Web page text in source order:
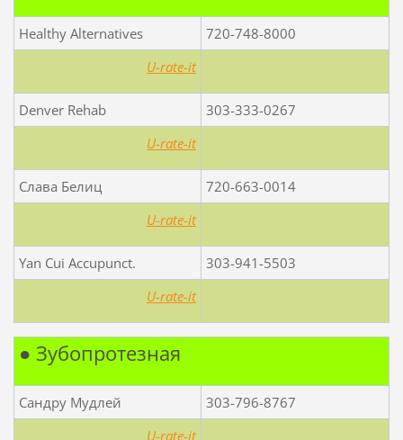
Healthy Alternatives
720-748-8000
U-rate-it
Denver Rehab
303-333-0267
U-rate-it
Слава Белиц
720-663-0014
U-rate-it
Yan Cui Accupunct.
303-941-5503
U-rate-it
● Зубопротезная
Сандру Мудлей
303-796-8767
U-rate-it